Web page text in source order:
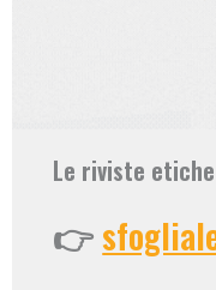
Le riviste
👉